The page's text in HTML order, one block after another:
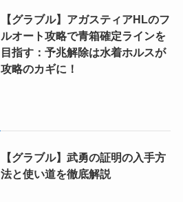
【グラブル】アガスティアHLのフ
ルオート攻略で青箱確定ラインを
目指す：予兆解除は水着ホルスが
攻略のカギに！
【グラブル】武勇の証明の入手方
法と使い道を徹底解説